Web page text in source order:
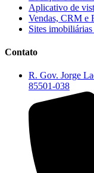
Aplicativo de
Vendas, CRM e
Sites
Contato
R. Gov. Jorge
85501-038